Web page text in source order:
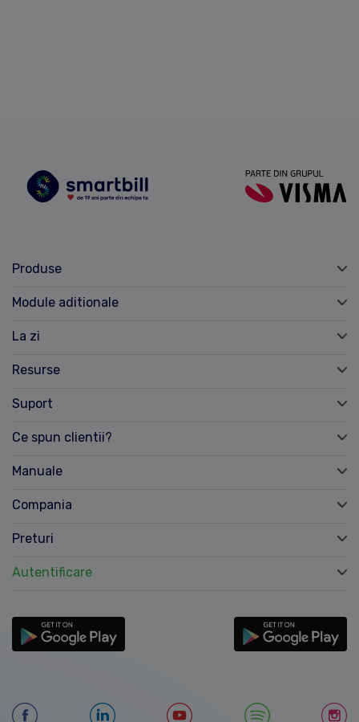
Produse
Module aditionale
La zi
Resurse
Suport
Ce spun clientii?
Manuale
Compania
Preturi
Autentificare